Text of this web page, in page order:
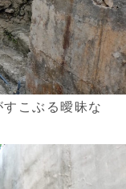
こぶる曖昧な